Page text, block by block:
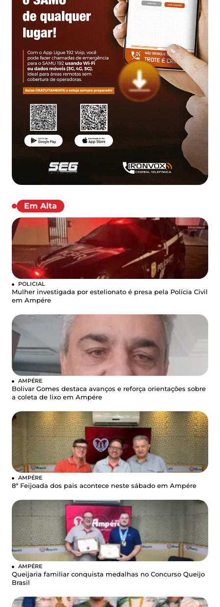
Em Alta
POLICIAL
Mulher investigada por estelionato é presa pela Polícia Civil
em Ampére
AMPÉRE
Bolivar Gomes destaca avanços e reforça orientações sobre
a coleta de lixo em Ampére
AMPÉRE
8ª Feijoada dos pais acontece neste sábado em Ampére
AMPÉRE
Queijaria familiar conquista medalhas no Concurso Queijo
Brasil